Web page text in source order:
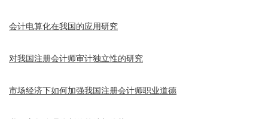
会计电算化在我国的应用研究
对我国注册会计师审计独立性的研究
市场经济下如何加强我国注册会计师职业道德